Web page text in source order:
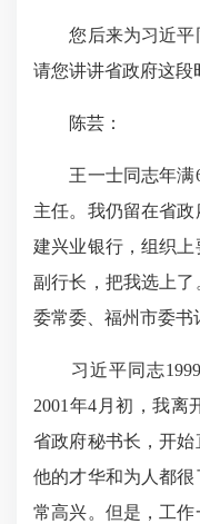
您后来为习近平
请您讲讲省政府这段
陈芸：
王一士同志年满
主任。我仍留在省
建兴业银行，组织
副行长，把我选上
委常委、福州市委书
习近平同志1999
2001年4月初，我离
省政府秘书长，开
他的才华和为人都
常高兴。但是，工